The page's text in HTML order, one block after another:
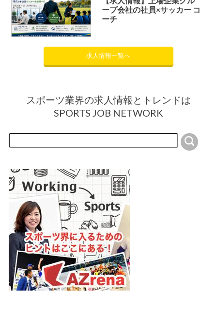
ープ会社の社員×サッカー コ
ーチ
求人情報一覧へ
スポーツ業界の求人情報とトレンドは
SPORTS JOB NETWORK